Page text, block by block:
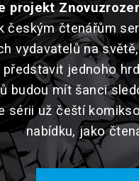
projekt
českým čtenářům
vydavatelů na
jednoho
budou mít šanci
sérii už čeští
nabídku, jako